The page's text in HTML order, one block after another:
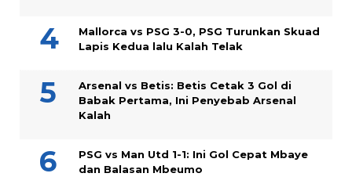
Mallorca vs PSG 3-0, PSG Turunkan Skuad
Lapis Kedua lalu Kalah Telak
Arsenal vs Betis: Betis Cetak 3 Gol di
Babak Pertama, Ini Penyebab Arsenal
Kalah
PSG vs Man Utd 1-1: Ini Gol Cepat Mbaye
dan Balasan Mbeumo